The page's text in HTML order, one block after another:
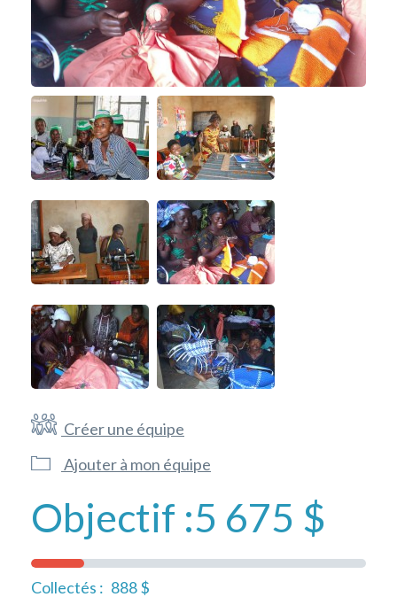
Créer une équipe
Ajouter à mon équipe
Objectif :5 675 $
Collectés : 888 $